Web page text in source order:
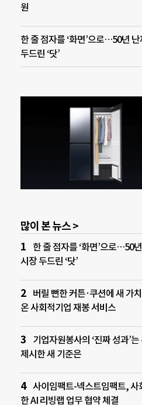
원
한 줄 점자를 ‘화면’으로…50년
두드린 ‘닷’
많이 본 뉴스 >
한 줄 점자를 ‘화면’으로…50
시장 두드린 ‘닷’
버릴 뻔한 커튼·쿠션에 새 가
온 사회적기업 재봉 서비스
기업자원봉사의 ‘진짜 성과’
제시한 새 기준은
사이임팩트-넥스트임팩트, 사
한 AI 리빙랩 업무 협약 체결